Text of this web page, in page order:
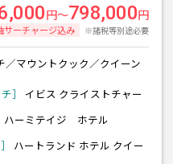
円～798,000円
サーチャージ込み ※諸税等別途必要
／マウントクック／クイーン
］
イビス クライストチャー
ハーミテイジ ホテル
ハートランド ホテル クイー